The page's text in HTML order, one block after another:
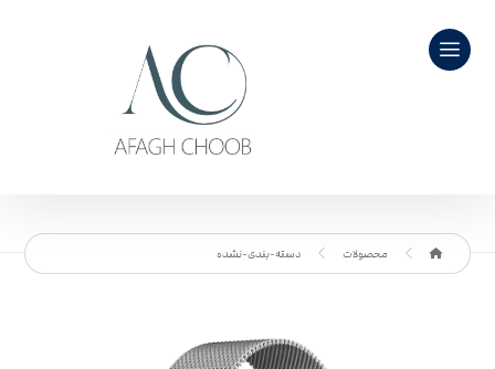
محصولات دسته-بندی-نشده